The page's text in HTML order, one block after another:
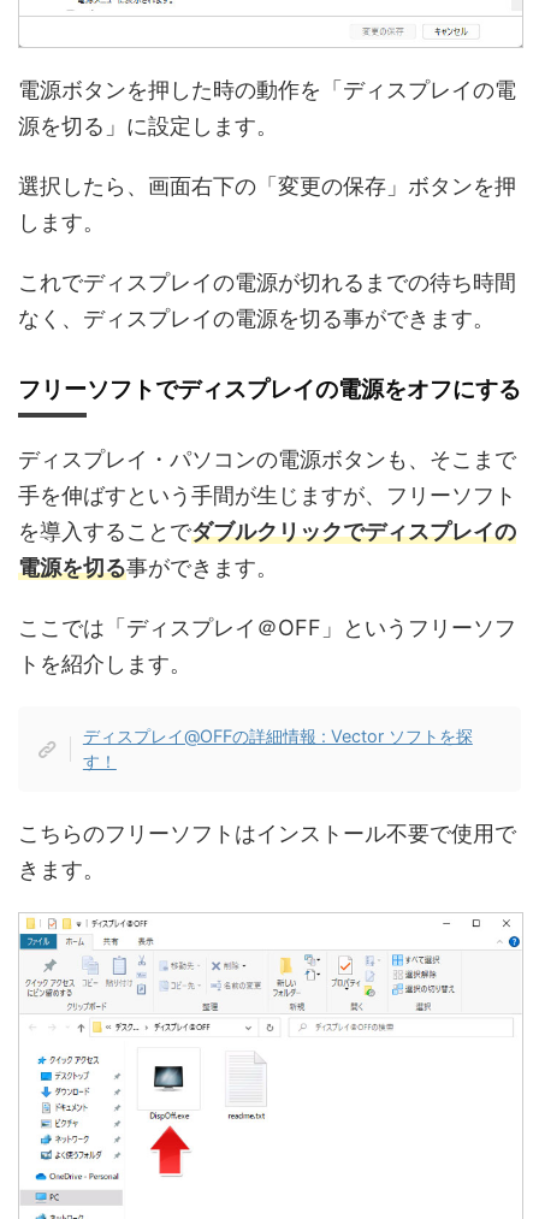
電源ボタンを押した時の動作を「ディスプレイの電
源を切る」に設定します。
選択したら、画面右下の「変更の保存」ボタンを押
します。
これでディスプレイの電源が切れるまでの待ち時間
なく、ディスプレイの電源を切る事ができます。
フリーソフトでディスプレイの電源をオフにする
ディスプレイ・パソコンの電源ボタンも、そこまで
手を伸ばすという手間が生じますが、フリーソフト
を導入することでダブルクリックでディスプレイの
電源を切る事ができます。
ここでは「ディスプレイ＠OFF」というフリーソフ
トを紹介します。
ディスプレイ@OFFの詳細情報 : Vector ソフトを探
す！
こちらのフリーソフトはインストール不要で使用で
きます。